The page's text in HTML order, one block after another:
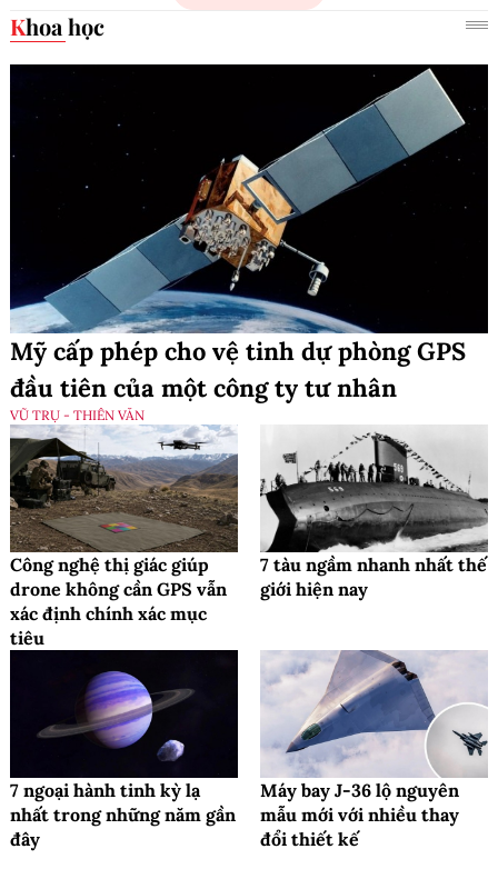
Khoa học
Mỹ cấp phép cho vệ tinh dự phòng GPS
đầu tiên của một công ty tư nhân
VŨ TRỤ - THIÊN VĂN
Công nghệ thị giác giúp
drone không cần GPS vẫn
xác định chính xác mục
tiêu
7 tàu ngầm nhanh nhất thế
giới hiện nay
7 ngoại hành tinh kỳ lạ
nhất trong những năm gần
đây
Máy bay J-36 lộ nguyên
mẫu mới với nhiều thay
đổi thiết kế